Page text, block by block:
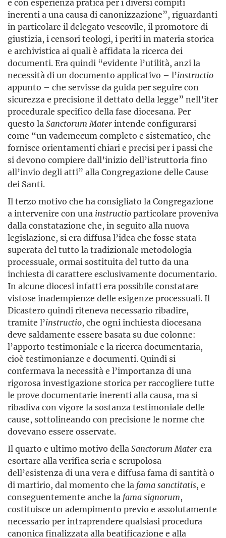
e con esperienza pratica per i diversi compiti
inerenti a una causa di canonizzazione”, riguardanti
in particolare il delegato vescovile, il promotore di
giustizia, i censori teologi, i periti in materia storica
e archivistica ai quali è affidata la ricerca dei
documenti. Era quindi “evidente l’utilità, anzi la
necessità di un documento applicativo – l’instructio
appunto – che servisse da guida per seguire con
sicurezza e precisione il dettato della legge” nell’iter
procedurale specifico della fase diocesana. Per
questo la Sanctorum Materintende configurarsi
come “un vademecum completo e sistematico, che
fornisce orientamenti chiari e precisi per i passi che
si devono compiere dall’inizio dell’istruttoria fino
all’invio degli atti” alla Congregazione delle Cause
dei Santi.
Il terzo motivo che ha consigliato la Congregazione
a intervenire con una instructioparticolare proveniva
dalla constatazione che, in seguito alla nuova
legislazione, si era diffusa l’idea che fosse stata
superata del tutto la tradizionale metodologia
processuale, ormai sostituita del tutto da una
inchiesta di carattere esclusivamente documentario.
In alcune diocesi infatti era possibile constatare
vistose inadempienze delle esigenze processuali. Il
Dicastero quindi riteneva necessario ribadire,
tramite l’instructio, che ogni inchiesta diocesana
deve saldamente essere basata su due colonne:
l’apporto testimoniale e la ricerca documentaria,
cioè testimonianze e documenti. Quindi si
confermava la necessità e l’importanza di una
rigorosa investigazione storica per raccogliere tutte
le prove documentarie inerenti alla causa, ma si
ribadiva con vigore la sostanza testimoniale delle
cause, sottolineando con precisione le norme che
dovevano essere osservate.
Il quarto e ultimo motivo della Sanctorum Materera
esortare alla verifica seria e scrupolosa
dell’esistenza di una vera e diffusa fama di santità o
di martirio, dal momento che la fama sanctitatis, e
conseguentemente anche la fama signorum,
costituisce un adempimento previo e assolutamente
necessario per intraprendere qualsiasi procedura
canonica finalizzata alla beatificazione e alla